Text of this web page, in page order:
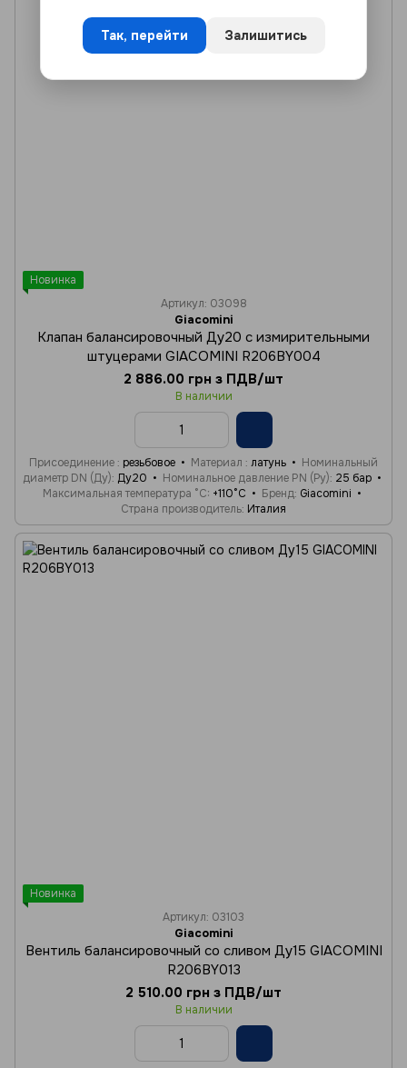
Новинка
Артикул: 03098
Giacomini
Клапан балансировочный Ду20 с измирительными
штуцерами GIACOMINI R206BY004
2 886.00 грн з ПДВ/шт
В наличии
Присоединение резьбовое Материал латунь
Номинальный
диаметр DN (Ду) Ду20 Номинальное давление PN (Ру) 25 бар
Максимальная температура °C +110°C Бренд Giacomini
Страна производитель Италия
Новинка
Артикул: 03103
Giacomini
Вентиль балансировочный со сливом Ду15 GIACOMINI
R206BY013
2 510.00 грн з ПДВ/шт
В наличии
Так, перейти Залишитись